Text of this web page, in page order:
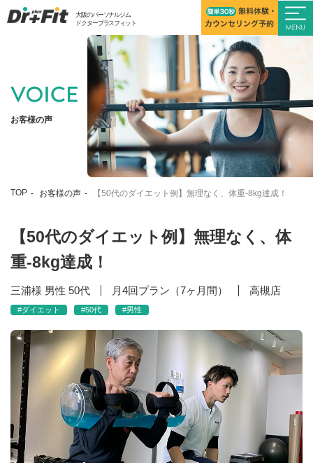
大阪のパーソナルジム
ドクタープラスフィット
お客様の声
TOP お客様の声 【50代のダイエット例】無理なく、体重-8kg達成！
【50代のダイエット例】無理なく、体
重-8kg達成！
三浦様 男性 50代 月4回プラン（7ヶ月間） 高槻店
#ダイエット #50代 #男性